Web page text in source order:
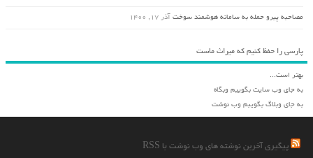
مصاحبه پیرو حمله به سامانه هوشمند سوخت آذر ۱۷, ۱۴۰۰
پارسی را حفظ کنیم که میراث ماست
بهتر است...
به جای وب سایت بگوییم وبگاه
به جای وبلاگ بگویبم وب نوشت
پیگیری آخرین نوشته های وب نوشت با RSS